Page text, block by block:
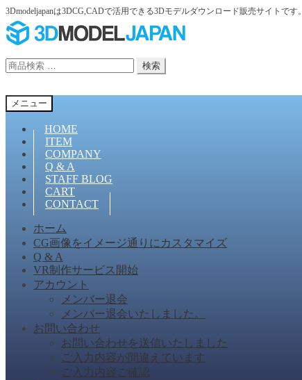
3Dmodeljapanは3DCG,CADで活用できる3Dモデルダウンロード販売サイトです。
ナ
ビ
ー
ョ
ン
コ
ン
ン
へ
ス
検
対
象:
検索
メニュー
HOME
ITEM
COMPANY
Q & A
STAFF BLOG
CART
CONTACT
ホーム
CG画像をイメージ通りにカスタマイズ
Q & A
VR制作サービス開始
アカウント
メンバー退会
メンバー退会いたしました。
お問い合わせ
お問い合わせを送信いたしました
ご入力内容が間違えています
ご入力内容ご確認